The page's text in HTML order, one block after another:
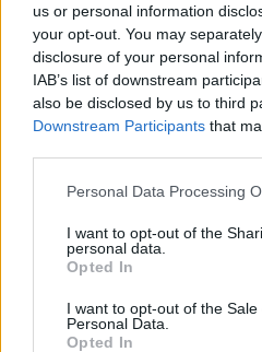
us or personal information
your opt-out. You may
disclosure of your personal
IAB’s list of downstream
also be disclosed by us to third
Downstream Participants that
Personal Data Processing
I want to opt-out of the
personal data.
Opted In
I want to opt-out of the Sale
Personal Data.
Opted In
nevezett ki a fentanil
kereskedelmének
Az életveszélyes szintetikus
terjesztésének
meg, aki szorosan
hatóságokkal - közölte Justin
korábban a Kanadai Királyi
vezetője, legutóbb pedig a